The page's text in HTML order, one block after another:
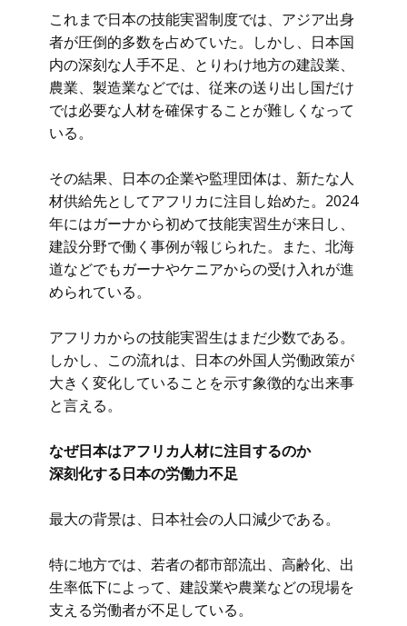
これまで日本の技能実習制度では、アジア出身
者が圧倒的多数を占めていた。しかし、日本国
内の深刻な人手不足、とりわけ地方の建設業、
農業、製造業などでは、従来の送り出し国だけ
では必要な人材を確保することが難しくなって
いる。
その結果、日本の企業や監理団体は、新たな人
材供給先としてアフリカに注目し始めた。2024
年にはガーナから初めて技能実習生が来日し、
建設分野で働く事例が報じられた。また、北海
道などでもガーナやケニアからの受け入れが進
められている。
アフリカからの技能実習生はまだ少数である。
しかし、この流れは、日本の外国人労働政策が
大きく変化していることを示す象徴的な出来事
と言える。
なぜ日本はアフリカ人材に注目するのか
深刻化する日本の労働力不足
最大の背景は、日本社会の人口減少である。
特に地方では、若者の都市部流出、高齢化、出
生率低下によって、建設業や農業などの現場を
支える労働者が不足している。